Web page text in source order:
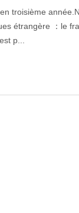
troisième
étrangère ：le
p...